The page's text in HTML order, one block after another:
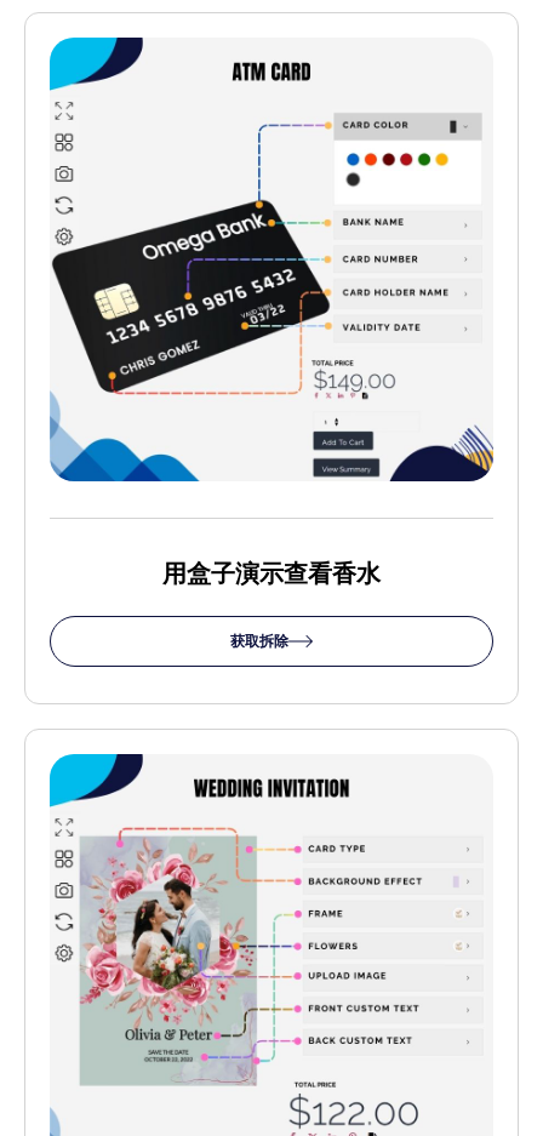
用盒子演示查看香水
获取拆除